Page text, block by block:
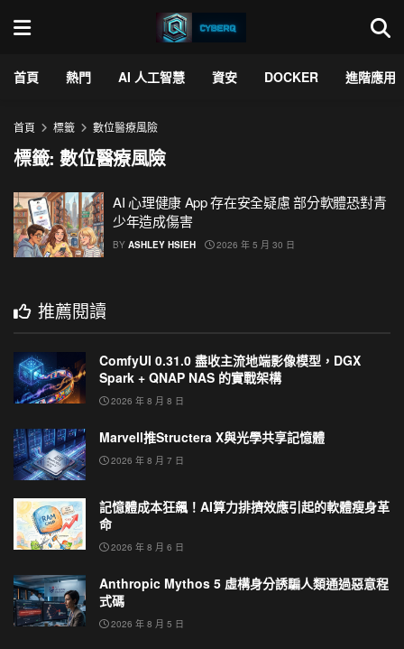
首頁 熱門 AI 人工智慧 資安 DOCKER 進階應用
首頁 標籤 數位醫療風險
標籤:數位醫療風險
AI 心理健康 App 存在安全疑慮 部分軟體恐對青
少年造成傷害
BY ASHLEY HSIEH 2026 年 5 月 30 日
推薦閱讀
ComfyUI 0.31.0 盡收主流地端影像模型，DGX
Spark + QNAP NAS 的實戰架構
2026 年 8 月 8 日
Marvell推Structera X與光學共享記憶體
2026 年 8 月 7 日
記憶體成本狂飆！AI算力排擠效應引起的軟體瘦身革
命
2026 年 8 月 6 日
Anthropic Mythos 5 虛構身分誘騙人類通過惡意程
式碼
2026 年 8 月 5 日